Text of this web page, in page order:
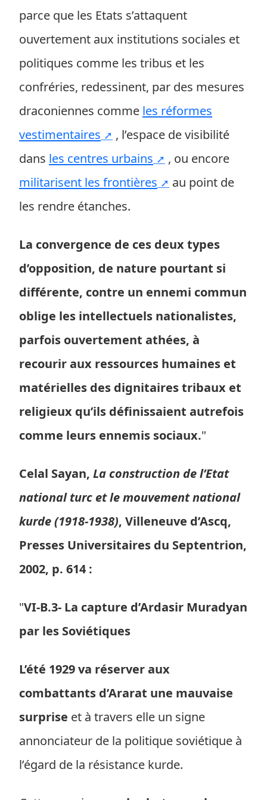
parce que les Etats s’attaquent
ouvertement aux institutions sociales et
politiques comme les tribus et les
confréries, redessinent, par des mesures
draconiennes comme les réformes
vestimentaires
, l’espace de visibilité
dans les centres urbains
, ou encore
militarisent les frontières
au point de
les rendre étanches.
La convergence de ces deux types
d’opposition, de nature pourtant si
différente, contre un ennemi commun
oblige les intellectuels nationalistes,
parfois ouvertement athées, à
recourir aux ressources humaines et
matérielles des dignitaires tribaux et
religieux qu’ils définissaient autrefois
comme leurs ennemis sociaux."
Celal Sayan, La construction de l’Etat
national turc et le mouvement national
kurde (1918-1938), Villeneuve d’Ascq,
Presses Universitaires du Septentrion,
2002, p. 614 :
"VI-B.3- La capture d’Ardasir Muradyan
par les Soviétiques
L’été 1929 va réserver aux
combattants d’Ararat une mauvaise
surprise et à travers elle un signe
annonciateur de la politique soviétique à
l’égard de la résistance kurde.